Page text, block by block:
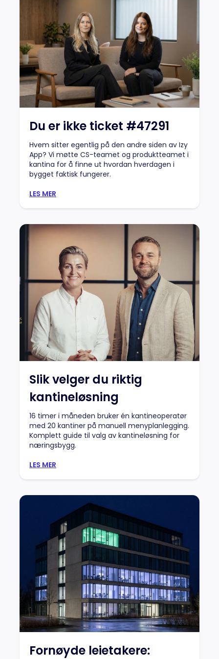
Du er ikke ticket #47291
Hvem sitter egentlig på den andre siden av Izy
App? Vi møtte CS-teamet og produktteamet i
kantina for å finne ut hvordan hverdagen i
bygget faktisk fungerer.
LES MER
Slik velger du riktig
kantineløsning
16 timer i måneden bruker én kantineoperatør
med 20 kantiner på manuell menyplanlegging.
Komplett guide til valg av kantineløsning for
næringsbygg.
LES MER
Fornøyde leietakere: